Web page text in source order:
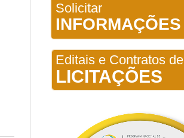
Solicitar
INFORMAÇÕES
Editais e Contratos de
LICITAÇÕES